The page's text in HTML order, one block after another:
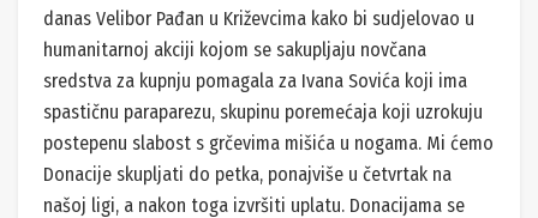
danas Velibor Pađan u Križevcima kako bi sudjelovao u
humanitarnoj akciji kojom se sakupljaju novčana
sredstva za kupnju pomagala za Ivana Sovića koji ima
spastičnu paraparezu, skupinu poremećaja koji uzrokuju
postepenu slabost s grčevima mišića u nogama. Mi ćemo
Donacije skupljati do petka, ponajviše u četvrtak na
našoj ligi, a nakon toga izvršiti uplatu. Donacijama se